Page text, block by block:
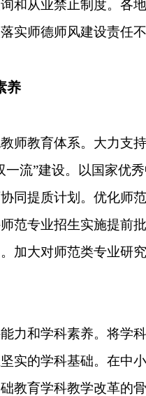
和从业禁止制度。各
实师德师风建设责任
养
教师教育体系。大力
一流”建设。以国家优
同提质计划。优化师
范专业招生实施提前
加大对师范类专业研
能力和学科素养。将
实的学科基础。在中
教育学科教学改革的